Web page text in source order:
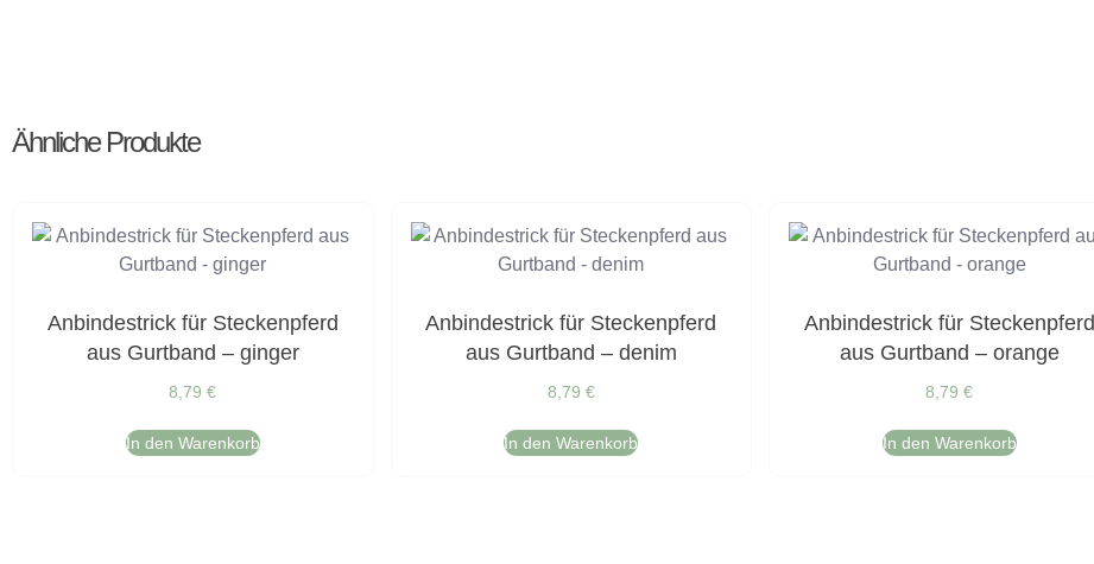
Ähnliche Produkte
Anbindestrick für Steckenpferd
aus Gurtband – ginger
8,79€
In den Warenkorb
Anbindestrick für Steckenpferd
aus Gurtband – denim
8,79 €
In den Warenkorb
Anbindestrick für Steckenpferd
aus Gurtband – orange
8,79€
In den Warenkorb